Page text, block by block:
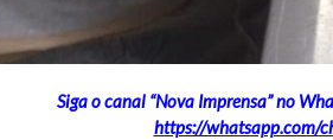
Siga o canal “Nova Imprensa” no
https://whatsapp.com/